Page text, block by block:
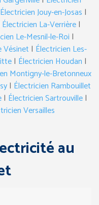
Électricien Jouy-en-Josas |
Électricien La-Verrière|
Le-Mesnil-le-Roi |
Vésinet | Électricien Les-
| Électricien Houdan |
Montigny-le-Bretonneux
| Électricien Rambouillet
| Électricien Sartrouville|
Versailles
au